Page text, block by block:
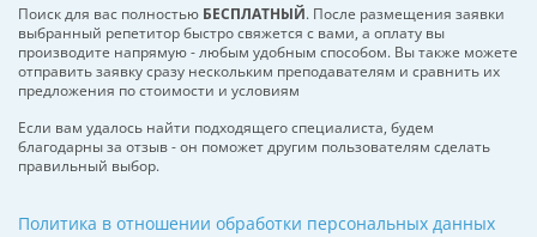
Поиск для вас полностью БЕСПЛАТНЫЙ. После размещения заявки
выбранный репетитор быстро свяжется с вами, а оплату вы
производите напрямую - любым удобным способом. Вы также можете
отправить заявку сразу нескольким преподавателям и сравнить их
предложения по стоимости и условиям
Если вам удалось найти подходящего специалиста, будем
благодарны за отзыв - он поможет другим пользователям сделать
правильный выбор.
Политика в отношении обработки персональных данных